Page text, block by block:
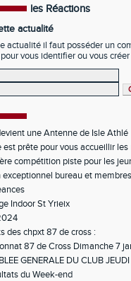
les Réactions
actualité
actualité il faut posséder un
vous identifier ou vous
une Antenne de Isle Athlé
est prête pour vous accueillir
pour la saison 2026 2027
compétition piste pour les
exceptionnel bureau et
Indoor St Yrieix
des chpxt 87 de cross :
87 de Cross Dimanche 7
GENERALE DU CLUB
du Week-end